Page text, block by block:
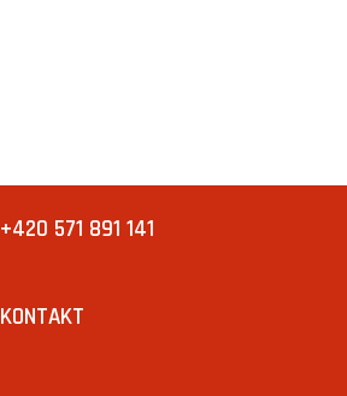
+420 571 891 141
KONTAKT